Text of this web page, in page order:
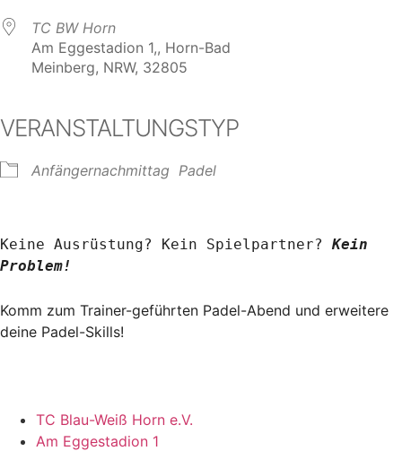
TC BW Horn
Am Eggestadion 1,, Horn-Bad
Meinberg, NRW, 32805
VERANSTALTUNGSTYP
Anfängernachmittag Padel
Keine Ausrüstung? Kein Spielpartner? Kein
Problem!
Komm zum Trainer-geführten Padel-Abend und erweitere
deine Padel-Skills!
TC Blau-Weiß Horn e.V.
Am Eggestadion 1